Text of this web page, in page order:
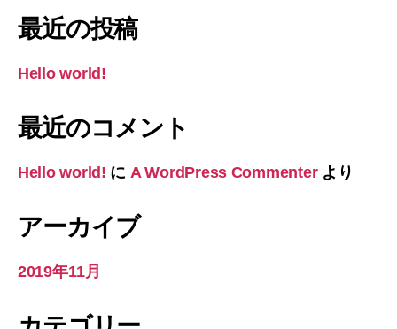
象:
最近の投稿
Hello world!
最近のコメント
Hello world! に A WordPress Commenterより
アーカイブ
2019年11月